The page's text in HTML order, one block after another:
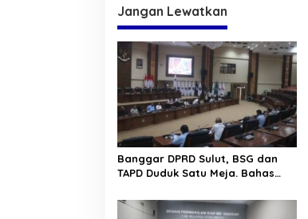
Jangan Lewatkan
Banggar DPRD Sulut, BSG dan
TAPD Duduk Satu Meja. Bahas
ke BSG